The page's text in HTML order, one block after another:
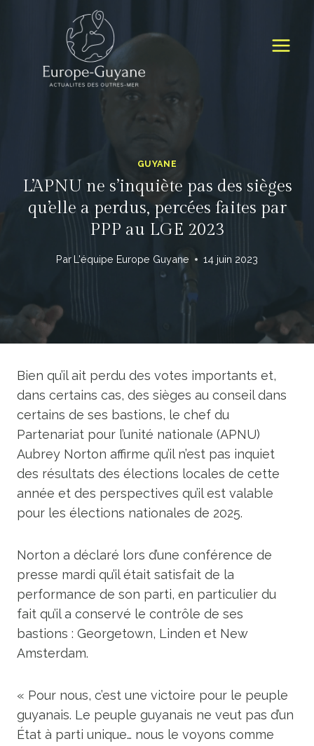
GUYANE
L’APNU ne s’inquiète pas des sièges
qu’elle a perdus, percées faites par
PPP au LGE 2023
Par L'équipe Europe Guyane 14 juin 2023
Bien qu’il ait perdu des votes importants et,
dans certains cas, des sièges au conseil dans
certains de ses bastions, le chef du
Partenariat pour l’unité nationale (APNU)
Aubrey Norton affirme qu’il n’est pas inquiet
des résultats des élections locales de cette
année et des perspectives qu’il est valable
pour les élections nationales de 2025.
Norton a déclaré lors d’une conférence de
presse mardi qu’il était satisfait de la
performance de son parti, en particulier du
fait qu’il a conservé le contrôle de ses
bastions : Georgetown, Linden et New
Amsterdam.
« Pour nous, c’est une victoire pour le peuple
guyanais. Le peuple guyanais ne veut pas d’un
État à parti unique… nous le voyons comme